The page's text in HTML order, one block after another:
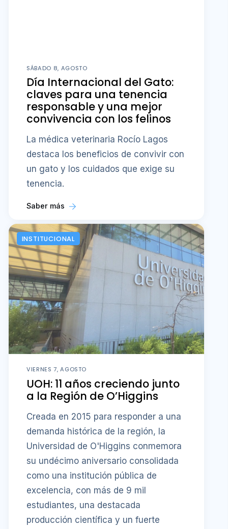
SÁBADO 8, AGOSTO
Día Internacional del Gato:
claves para una tenencia
responsable y una mejor
convivencia con los felinos
La médica veterinaria Rocío Lagos
destaca los beneficios de convivir con
un gato y los cuidados que exige su
tenencia.
Saber más
INSTITUCIONAL
VIERNES 7, AGOSTO
UOH: 11 años creciendo junto
a la Región de O’Higgins
Creada en 2015 para responder a una
demanda histórica de la región, la
Universidad de O'Higgins conmemora
su undécimo aniversario consolidada
como una institución pública de
excelencia, con más de 9 mil
estudiantes, una destacada
producción científica y un fuerte